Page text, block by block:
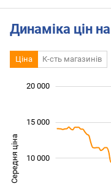
Динаміка цін
Ціна К-сть магазинів
Середня ціна 10 000
20 000
10 000
15 000